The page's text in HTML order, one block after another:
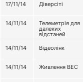
17/11/14
Діверсіті
14/11/14
Телеметрія для
далеких
відстаней
14/11/14 Відеолінк
14/11/14
Живлення ВЕС